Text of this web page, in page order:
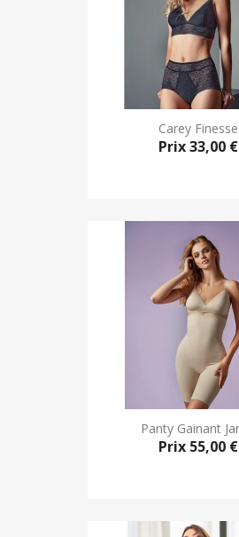
Carey Finesse
Prix33,00 €
Panty Gainant
Prix 55,00 €